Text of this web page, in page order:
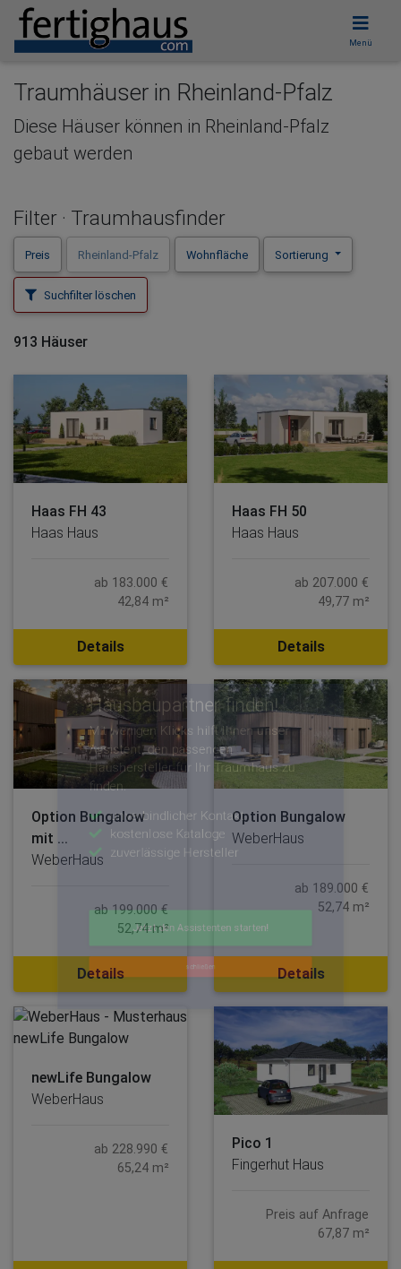
Hausbaupartner finden!
Mit wenigen Klicks hilft Ihnen unser
Assistent, den passenden
unverbindlicher Kontakt
kostenlose Kataloge
zuverlässige Hersteller
schließen
Menü
Traumhäuser in Rheinland-Pfalz
Diese Häuser können in Rheinland-Pfalz
gebaut werden
Filter · Traumhausfinder
Preis Rheinland-Pfalz Wohnfläche Sortierung
Suchfilter löschen
913 Häuser
Haas FH 43
Haas Haus
ab 183.000 €
42,84 m²
Details
Haas FH 50
Haas Haus
ab 207.000 €
49,77 m²
Details
Option Bungalow
mit ...
WeberHaus
ab 199.000 €
52,74 m²
Details
Option Bungalow
WeberHaus
ab 189.000 €
52,74 m²
Details
newLife Bungalow
WeberHaus
ab 228.990 €
65,24 m²
Pico 1
Fingerhut Haus
Preis auf Anfrage
67,87 m²